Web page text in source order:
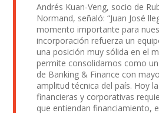
Andrés Kuan-Veng, socio de
Normand, señaló: “Juan José
momento importante para
incorporación refuerza un
una posición muy sólida en el
permite consolidarnos como
de Banking & Finance con
amplitud técnica del país. Hoy
financieras y corporativas
que entiendan financiamiento,